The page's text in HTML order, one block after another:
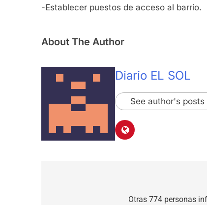
-Establecer puestos de acceso al barrio.
About The Author
Diario EL SOL
See author's posts
Otras 774 personas